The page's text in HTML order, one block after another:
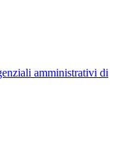
amministrativi di